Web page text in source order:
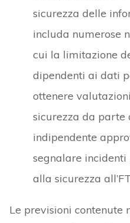
sicurezza delle
includa numerose
cui la limitazione
dipendenti ai dati
ottenere
sicurezza da parte
indipendente
segnalare
alla sicurezza
Le previsioni contenute